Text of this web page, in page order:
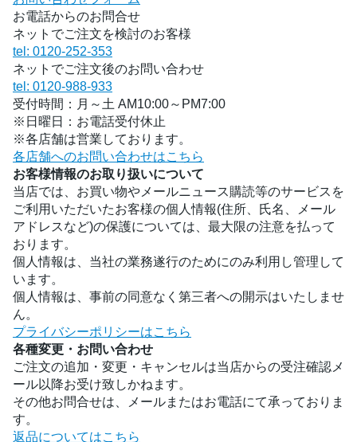
お電話からのお問合せ
ネットでご注文を検討のお客様
tel: 0120-252-353
ネットでご注文後のお問い合わせ
tel: 0120-988-933
受付時間：月～土 AM10:00～PM7:00
※日曜日：お電話受付休止
※各店舗は営業しております。
各店舗へのお問い合わせはこちら
お客様情報のお取り扱いについて
当店では、お買い物やメールニュース購読等のサービスを
ご利用いただいたお客様の個人情報(住所、氏名、メール
アドレスなど)の保護については、最大限の注意を払って
おります。
個人情報は、当社の業務遂行のためにのみ利用し管理して
います。
個人情報は、事前の同意なく第三者への開示はいたしませ
ん。
プライバシーポリシーはこちら
各種変更・お問い合わせ
ご注文の追加・変更・キャンセルは当店からの受注確認メ
ール以降お受け致しかねます。
その他お問合せは、メールまたはお電話にて承っておりま
す。
返品についてはこちら